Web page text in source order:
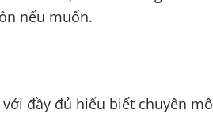
nếu muốn.
đầy đủ hiểu biết chuyên